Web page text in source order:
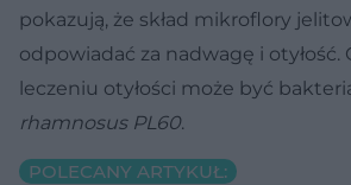
pokazują, że skład mikroflory
odpowiadać za nadwagę i otyłość.
leczeniu otyłości może być
rhamnosus PL60.
POLECANY ARTYKUŁ: